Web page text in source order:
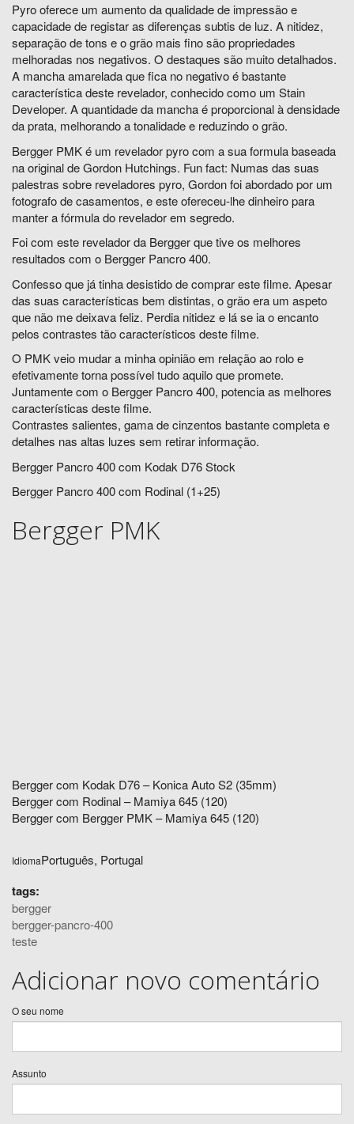
Pyro oferece um aumento da qualidade de impressão e
capacidade de registar as diferenças subtis de luz. A nitidez,
separação de tons e o grão mais fino são propriedades
melhoradas nos negativos. O destaques são muito detalhados.
A mancha amarelada que fica no negativo é bastante
característica deste revelador, conhecido como um Stain
Developer. A quantidade da mancha é proporcional à densidade
da prata, melhorando a tonalidade e reduzindo o grão.
Bergger PMK é um revelador pyro com a sua formula baseada
na original de Gordon Hutchings. Fun fact: Numas das suas
palestras sobre reveladores pyro, Gordon foi abordado por um
fotografo de casamentos, e este ofereceu-lhe dinheiro para
manter a fórmula do revelador em segredo.
Foi com este revelador da Bergger que tive os melhores
resultados com o Bergger Pancro 400.
Confesso que já tinha desistido de comprar este filme. Apesar
das suas características bem distintas, o grão era um aspeto
que não me deixava feliz. Perdia nitidez e lá se ia o encanto
pelos contrastes tão característicos deste filme.
O PMK veio mudar a minha opinião em relação ao rolo e
efetivamente torna possível tudo aquilo que promete.
Juntamente com o Bergger Pancro 400, potencia as melhores
características deste filme.
Contrastes salientes, gama de cinzentos bastante completa e
detalhes nas altas luzes sem retirar informação.
Bergger Pancro 400 com Kodak D76 Stock
Bergger Pancro 400 com Rodinal (1+25)
Bergger PMK
Bergger com Kodak D76 – Konica Auto S2 (35mm)
Bergger com Rodinal – Mamiya 645 (120)
Bergger com Bergger PMK – Mamiya 645 (120)
IdiomaPortuguês, Portugal
tags:
bergger
bergger-pancro-400
teste
Adicionar novo comentário
O seu nome
Assunto